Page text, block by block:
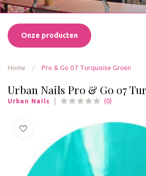
Onze producten
Home / Pro & Go 07 Turquoise Groen
Urban Nails Pro & Go 07
Urban Nails (0)